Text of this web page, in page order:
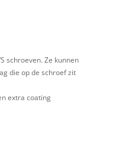
schroeven. Ze kunnen
die op de schroef zit
extra coating